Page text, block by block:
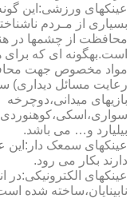
عینکهای ورزشی:این
بسیاری از مـردم
محافظت از چشمها در
است.به­گونه ای که
مواد مخصوص جهت
رعایت مسائل دیداری)
بازیهای میدانی،دوچرخه
بیلیارد و… می باشد.
عینکهای سمعک دار:این
دارند بکار می رود.
عینکهای الکترونیکی:در
نابینایان،ساخته شده